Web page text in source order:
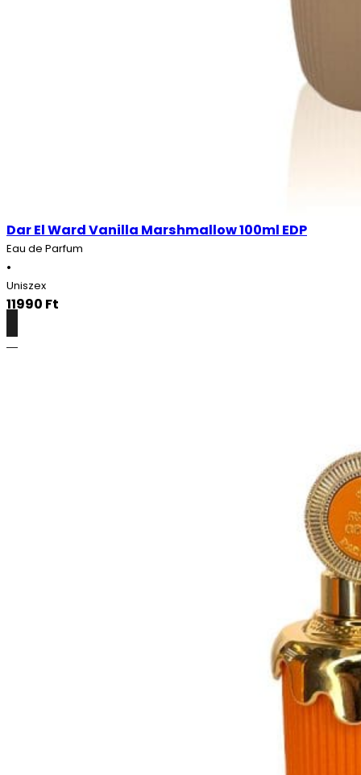
Dar El Ward Vanilla Marshmallow 100ml EDP
Eau de Parfum
•
Uniszex
11990 Ft
Részletek